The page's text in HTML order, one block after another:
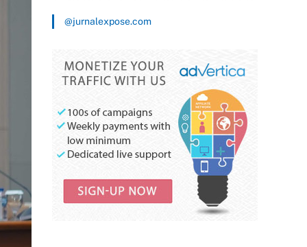
@jurnalexpose.com